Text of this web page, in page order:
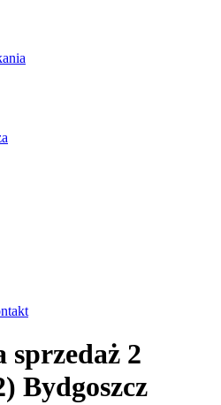
sprzedaż 2
Bydgoszcz